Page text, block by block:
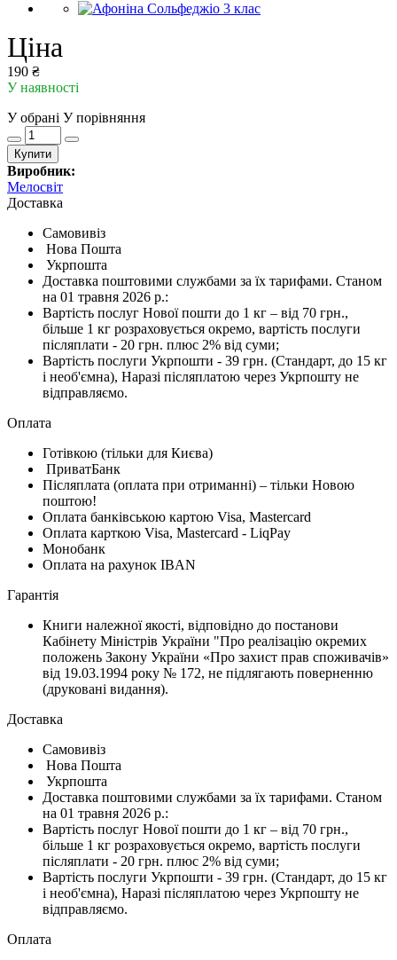
Ціна
190 ₴
У наявності
У обрані У порівняння
Купити
Виробник:
Мелосвіт
Доставка
Самовивіз
Нова Пошта
Укрпошта
Доставка поштовими службами за їх тарифами. Станом
на 01 травня 2026 р.:
Вартість послуг Нової пошти до 1 кг – від 70 грн.,
більше 1 кг розраховується окремо, вартість послуги
післяплати - 20 грн. плюс 2% від суми;
Вартість послуги Укрпошти - 39 грн. (Стандарт, до 15 кг
і необ'ємна), Наразі післяплатою через Укрпошту не
відправляємо.
Оплата
Готівкою (тільки для Києва)
ПриватБанк
Післяплата (оплата при отриманні) – тільки Новою
поштою!
Оплата банківською картою Visa, Mastercard
Оплата карткою Visa, Mastercard - LiqPay
Монобанк
Оплата на рахунок IBAN
Гарантiя
Книги належної якості, відповідно до постанови
Кабінету Міністрів України "Про реалізацію окремих
положень Закону України «Про захист прав споживачів»
від 19.03.1994 року № 172, не підлягають поверненню
(друковані видання).
Доставка
Самовивіз
Нова Пошта
Укрпошта
Доставка поштовими службами за їх тарифами. Станом
на 01 травня 2026 р.:
Вартість послуг Нової пошти до 1 кг – від 70 грн.,
більше 1 кг розраховується окремо, вартість послуги
післяплати - 20 грн. плюс 2% від суми;
Вартість послуги Укрпошти - 39 грн. (Стандарт, до 15 кг
і необ'ємна), Наразі післяплатою через Укрпошту не
відправляємо.
Оплата